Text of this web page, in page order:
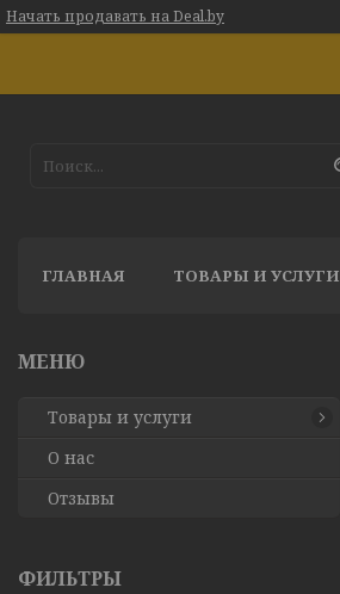
Начать продавать на Deal.by
ГЛАВНАЯ ТОВАРЫ И УСЛУГИ
Товары и услуги
О нас
Отзывы
ФИЛЬТРЫ